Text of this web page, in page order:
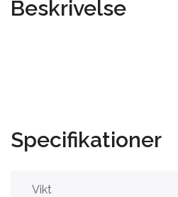
Beskrivelse
Specifikationer
Vikt